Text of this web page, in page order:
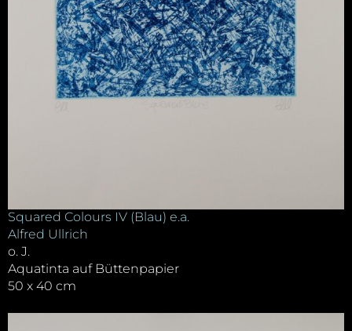
Squared Colours IV (Blau) e.a.
Alfred Ullrich
o. J.
Aquatinta auf Büttenpapier
50 x 40 cm